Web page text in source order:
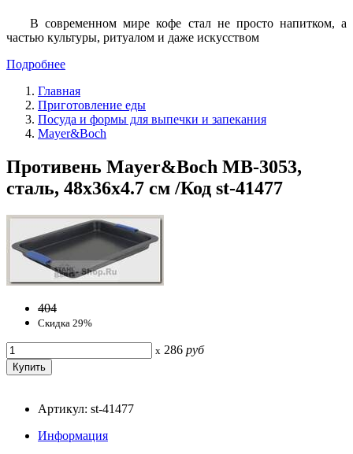
В современном мире кофе стал не просто напитком, а
частью культуры, ритуалом и даже искусством
Подробнее
Главная
Приготовление еды
Посуда и формы для выпечки и запекания
Mayer&Boch
Противень Mayer&Boch MB-3053,
сталь, 48х36х4.7 см /Код st-41477
404
Скидка 29%
x 286 руб
Артикул: st-41477
Информация